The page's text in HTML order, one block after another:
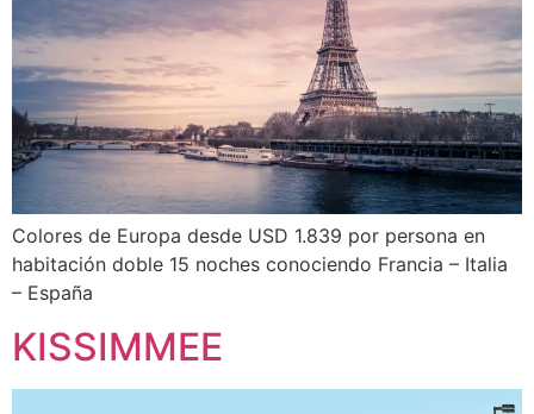
Colores de Europa desde USD 1.839 por persona en
habitación doble 15 noches conociendo Francia – Italia
– España
KISSIMMEE